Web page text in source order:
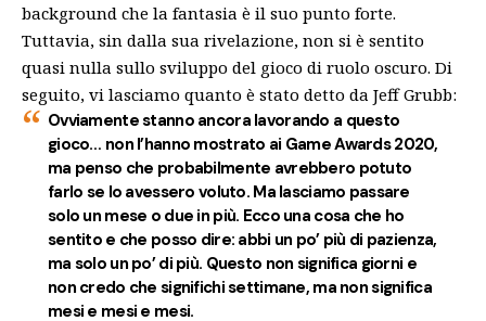
background che la fantasia è il suo punto forte.
Tuttavia, sin dalla sua rivelazione, non si è sentito
quasi nulla sullo sviluppo del gioco di ruolo oscuro. Di
seguito, vi lasciamo quanto è stato detto da Jeff Grubb:
Ovviamente stanno ancora lavorando a questo
gioco… non l’hanno mostrato ai Game Awards 2020,
ma penso che probabilmente avrebbero potuto
farlo se lo avessero voluto. Ma lasciamo passare
solo un mese o due in più. Ecco una cosa che ho
sentito e che posso dire: abbi un po’ più di pazienza,
ma solo un po’ di più. Questo non significa giorni e
non credo che significhi settimane, ma non significa
mesi e mesi e mesi.